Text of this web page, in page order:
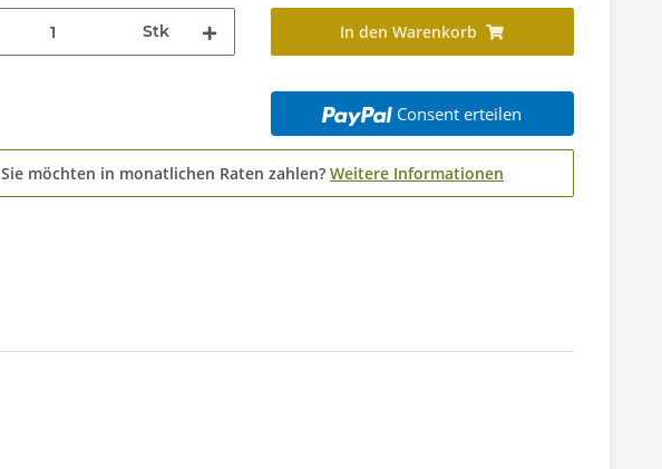
Stk In den Warenkorb
Consent erteilen
Sie möchten in monatlichen Raten zahlen? Weitere Informationen